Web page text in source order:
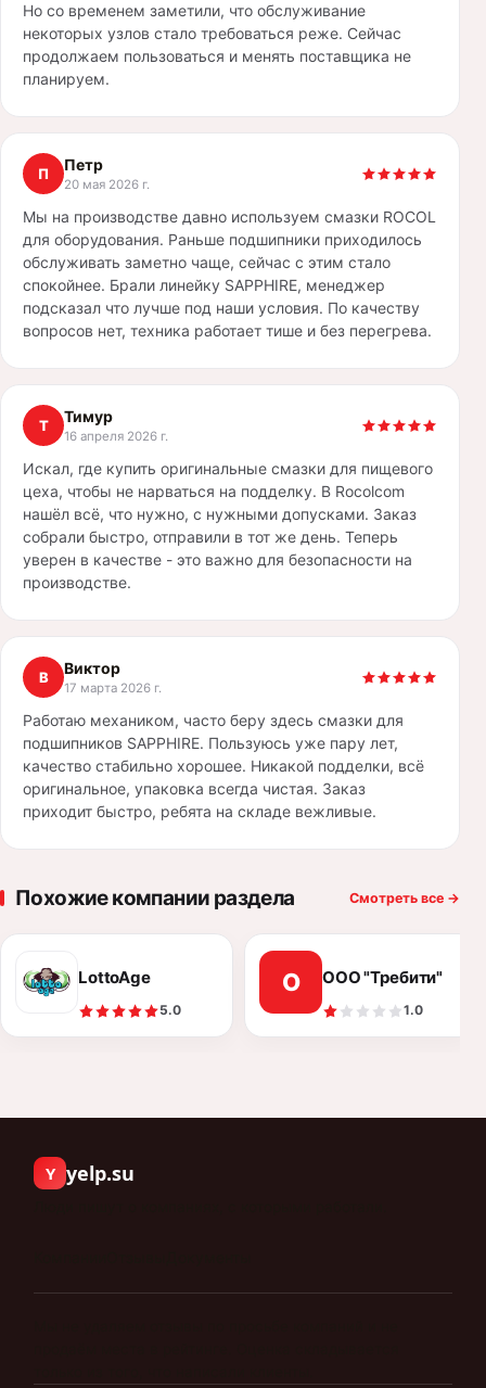
Но со временем заметили, что обслуживание
некоторых узлов стало требоваться реже. Сейчас
продолжаем пользоваться и менять поставщика не
планируем.
П Петр
20 мая 2026 г.
Мы на производстве давно используем смазки ROCOL
для оборудования. Раньше подшипники приходилось
обслуживать заметно чаще, сейчас с этим стало
спокойнее. Брали линейку SAPPHIRE, менеджер
подсказал что лучше под наши условия. По качеству
вопросов нет, техника работает тише и без перегрева.
Т Тимур
16 апреля 2026 г.
Искал, где купить оригинальные смазки для пищевого
цеха, чтобы не нарваться на подделку. В Rocolcom
нашёл всё, что нужно, с нужными допусками. Заказ
собрали быстро, отправили в тот же день. Теперь
уверен в качестве - это важно для безопасности на
производстве.
В Виктор
17 марта 2026 г.
Работаю механиком, часто беру здесь смазки для
подшипников SAPPHIRE. Пользуюсь уже пару лет,
качество стабильно хорошее. Никакой подделки, всё
оригинальное, упаковка всегда чистая. Заказ
приходит быстро, ребята на складе вежливые.
Похожие компании раздела Смотреть все →
LottoAge
5.0
О ООО "Требити"
1.0
Y yelp.su